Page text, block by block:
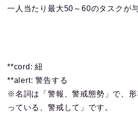
一人当たり最大50～60のタスクが
**cord: 紐
**alert: 警告する
※名詞は「警報、警戒態勢」で、
っている、警戒して」です。